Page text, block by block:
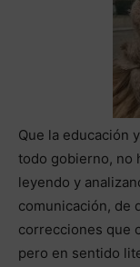
Que la educación
todo gobierno, no
leyendo y
comunicación, de
correcciones que
pero en sentido